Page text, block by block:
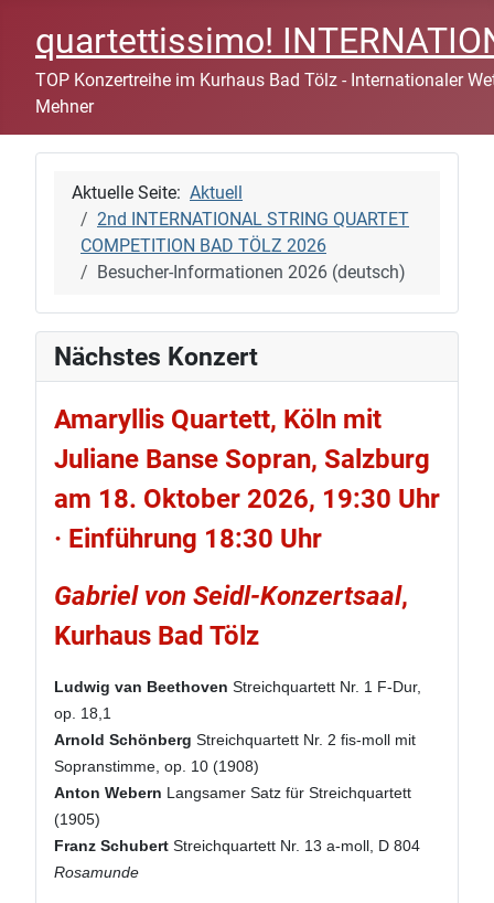
quartettissimo!
TOP Konzertreihe im Kurhaus Bad Tölz - Internationaler
Mehner
Aktuelle Seite: Aktuell
2nd INTERNATIONAL STRING QUARTET
COMPETITION BAD TÖLZ 2026
Besucher-Informationen 2026 (deutsch)
Nächstes Konzert
Amaryllis Quartett, Köln mit
Juliane Banse Sopran, Salzburg
am 18. Oktober 2026, 19:30 Uhr
· Einführung 18:30 Uhr
Gabriel von Seidl-Konzertsaal,
Kurhaus Bad Tölz
Ludwig van Beethoven Streichquartett Nr. 1 F-Dur,
op. 18,1
Arnold Schönberg Streichquartett Nr. 2 fis-moll mit
Sopranstimme, op. 10 (1908)
Anton Webern Langsamer Satz für Streichquartett
(1905)
Franz Schubert Streichquartett Nr. 13 a-moll, D 804
Rosamunde